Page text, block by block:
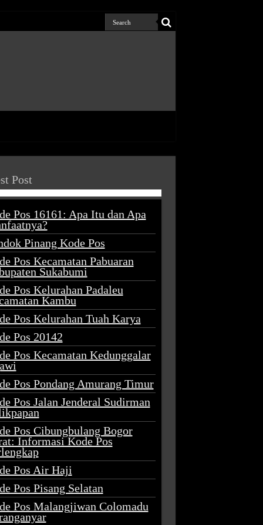
Post
Pos 16161: Apa Itu dan Apa
Pinang Kode Pos
Pos Kecamatan Pabuaran
Sukabumi
Pos Kelurahan Padaleu
Kambu
Pos Kelurahan Tuah Karya
Pos 20142
Pos Kecamatan Kedunggalar
Pos Pondang Amurang Timur
Pos Jalan Jenderal Sudirman
Pos Cibungbulang Bogor
Informasi Kode Pos
Pos Air Haji
Pos Pisang Selatan
Pos Malangjiwan Colomadu